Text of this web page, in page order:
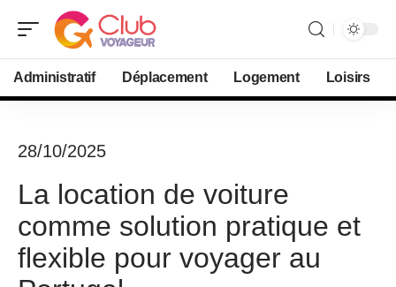
Administratif Déplacement Logement Loisirs
28/10/2025
La location de voiture
comme solution pratique et
flexible pour voyager au